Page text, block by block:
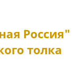
Россия"
толка